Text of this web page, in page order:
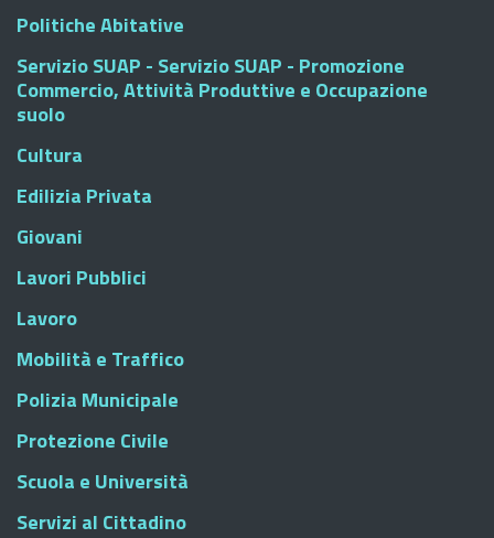
Politiche Abitative
Servizio SUAP - Servizio SUAP - Promozione
Commercio, Attività Produttive e Occupazione
suolo
Cultura
Edilizia Privata
Giovani
Lavori Pubblici
Lavoro
Mobilità e Traffico
Polizia Municipale
Protezione Civile
Scuola e Università
Servizi al Cittadino